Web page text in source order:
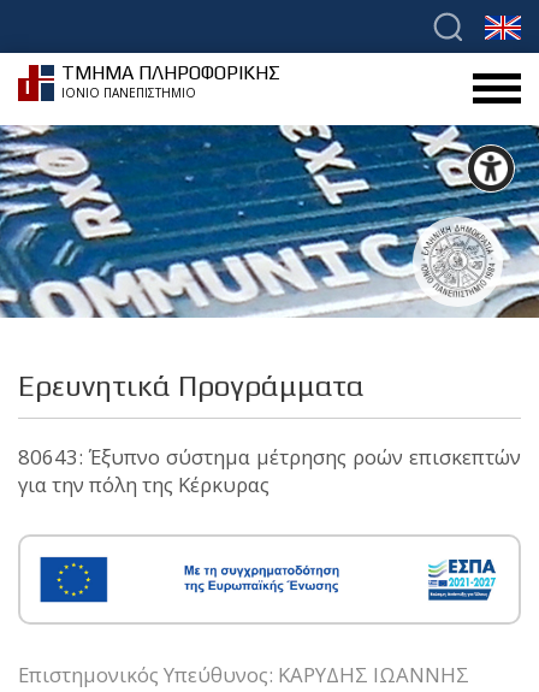
ΤΜΗΜΑ ΠΛΗΡΟΦΟΡΙΚΗΣ
ΙΟΝΙΟ ΠΑΝΕΠΙΣΤΗΜΙΟ
Ερευνητικά Προγράμματα
80643: Έξυπνο σύστημα μέτρησης ροών επισκεπτών
για την πόλη της Κέρκυρας
Επιστημονικός Υπεύθυνος: ΚΑΡΥΔΗΣ ΙΩΑΝΝΗΣ